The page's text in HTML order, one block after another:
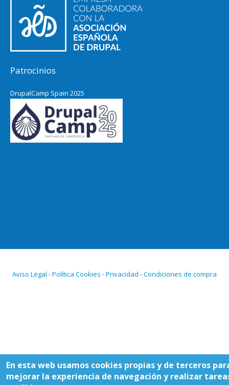
Patrocinios
DrupalCamp Spain 2025
Aviso Legal - Política Cookies - Privacidad - Condiciones de compra
En esta web usamos cookies propias y de terceros
mejorar la experiencia de navegación y realizar